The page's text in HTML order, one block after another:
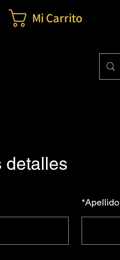
Mi Carrito
detalles
*Apellido